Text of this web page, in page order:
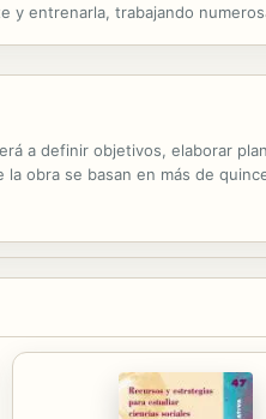
y entrenarla, trabajando
a definir objetivos, elaborar
obra se basan en más de